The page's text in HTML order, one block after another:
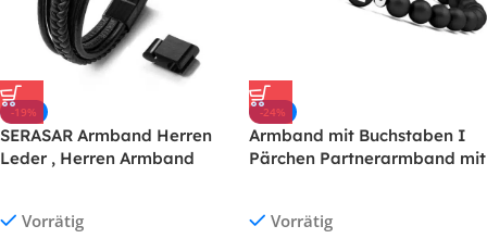
-19%
SERASAR Armband Herren
Leder , Herren Armband
Herrenarmreif Armschmuck
Vorrätig
-24%
Armband mit Buchstaben I
Pärchen Partnerarmband mit
Vorrätig